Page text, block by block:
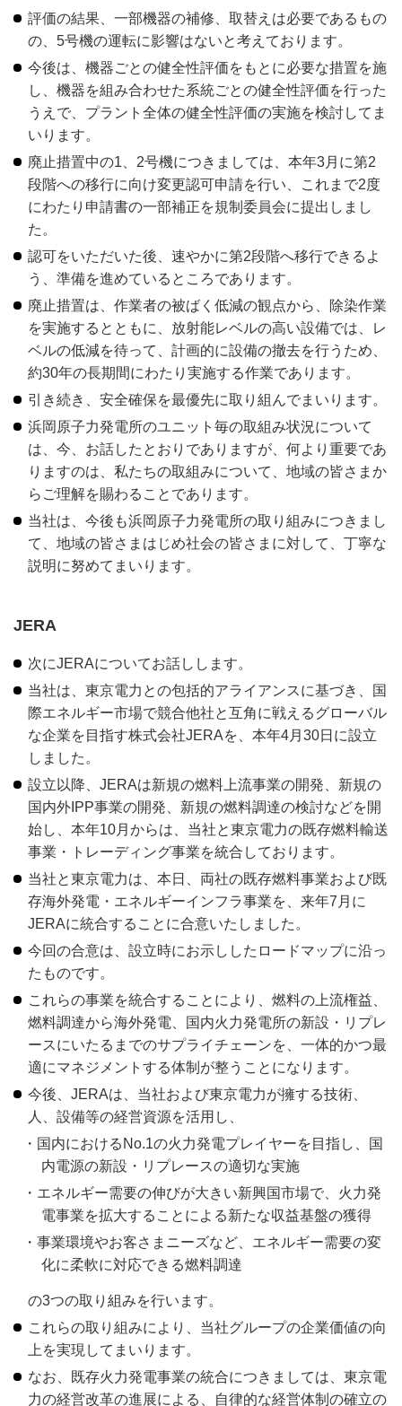
評価の結果、一部機器の補修、取替えは必要であるもの
の、5号機の運転に影響はないと考えております。
今後は、機器ごとの健全性評価をもとに必要な措置を施
し、機器を組み合わせた系統ごとの健全性評価を行った
うえで、プラント全体の健全性評価の実施を検討してま
いります。
廃止措置中の1、2号機につきましては、本年3月に第2
段階への移行に向け変更認可申請を行い、これまで2度
にわたり申請書の一部補正を規制委員会に提出しまし
た。
認可をいただいた後、速やかに第2段階へ移行できるよ
う、準備を進めているところであります。
廃止措置は、作業者の被ばく低減の観点から、除染作業
を実施するとともに、放射能レベルの高い設備では、レ
ベルの低減を待って、計画的に設備の撤去を行うため、
約30年の長期間にわたり実施する作業であります。
引き続き、安全確保を最優先に取り組んでまいります。
浜岡原子力発電所のユニット毎の取組み状況について
は、今、お話したとおりでありますが、何より重要であ
りますのは、私たちの取組みについて、地域の皆さまか
らご理解を賜わることであります。
当社は、今後も浜岡原子力発電所の取り組みにつきまし
て、地域の皆さまはじめ社会の皆さまに対して、丁寧な
説明に努めてまいります。
JERA
次にJERAについてお話しします。
当社は、東京電力との包括的アライアンスに基づき、国
際エネルギー市場で競合他社と互角に戦えるグローバル
な企業を目指す株式会社JERAを、本年4月30日に設立
しました。
設立以降、JERAは新規の燃料上流事業の開発、新規の
国内外IPP事業の開発、新規の燃料調達の検討などを開
始し、本年10月からは、当社と東京電力の既存燃料輸送
事業・トレーディング事業を統合しております。
当社と東京電力は、本日、両社の既存燃料事業および既
存海外発電・エネルギーインフラ事業を、来年7月に
JERAに統合することに合意いたしました。
今回の合意は、設立時にお示ししたロードマップに沿っ
たものです。
これらの事業を統合することにより、燃料の上流権益、
燃料調達から海外発電、国内火力発電所の新設・リプレ
ースにいたるまでのサプライチェーンを、一体的かつ最
適にマネジメントする体制が整うことになります。
今後、JERAは、当社および東京電力が擁する技術、
人、設備等の経営資源を活用し、
国内におけるNo.1の火力発電プレイヤーを目指し、国
内電源の新設・リプレースの適切な実施
エネルギー需要の伸びが大きい新興国市場で、火力発
電事業を拡大することによる新たな収益基盤の獲得
事業環境やお客さまニーズなど、エネルギー需要の変
化に柔軟に対応できる燃料調達
の3つの取り組みを行います。
これらの取り組みにより、当社グループの企業価値の向
上を実現してまいります。
なお、既存火力発電事業の統合につきましては、東京電
力の経営改革の進展による、自律的な経営体制の確立の